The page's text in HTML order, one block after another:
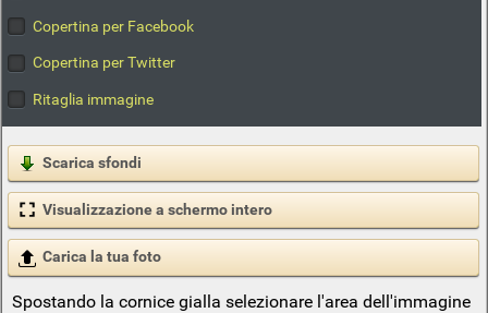
Copertina per Facebook
Copertina per Twitter
Ritaglia immagine
Scarica sfondi
Visualizzazione a schermo intero
Carica la tua foto
Spostando la cornice gialla selezionare l'area dell'immagine